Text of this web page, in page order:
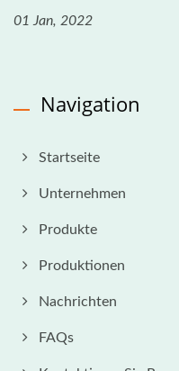
01 Jan, 2022
Navigation
Startseite
Unternehmen
Produkte
Produktionen
Nachrichten
FAQs